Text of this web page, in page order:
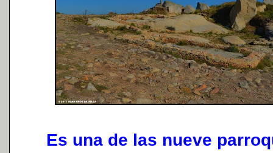
Es una de las nueve